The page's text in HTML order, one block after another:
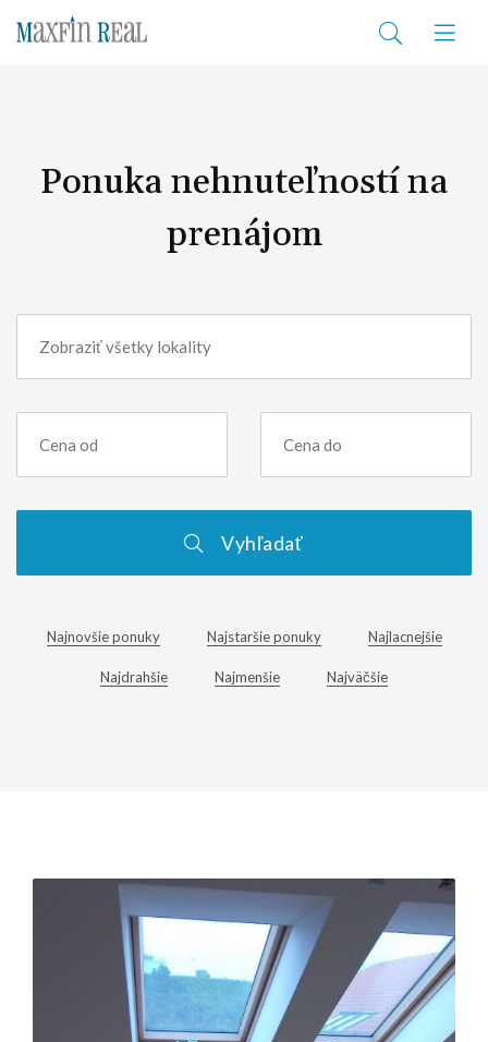
Ponuka nehnuteľností na
prenájom
Vyhľadať
Najnovšie ponuky Najstaršie ponuky Najlacnejšie
Najdrahšie Najmenšie Najväčšie